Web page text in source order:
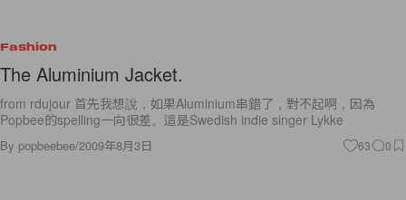
Fashion
The Aluminium Jacket.
from rdujour 首先我想說，如果Aluminium串錯了，對不起啊，因為
Popbee的spelling一向很差。這是Swedish indie singer Lykke
By popbeebee/2009年8月3日 63 0